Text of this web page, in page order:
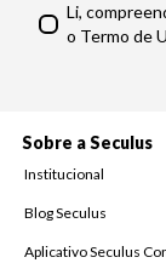
Li,
o Termo de
Sobre a Seculus
Institucional
Blog Seculus
Aplicativo Seculus